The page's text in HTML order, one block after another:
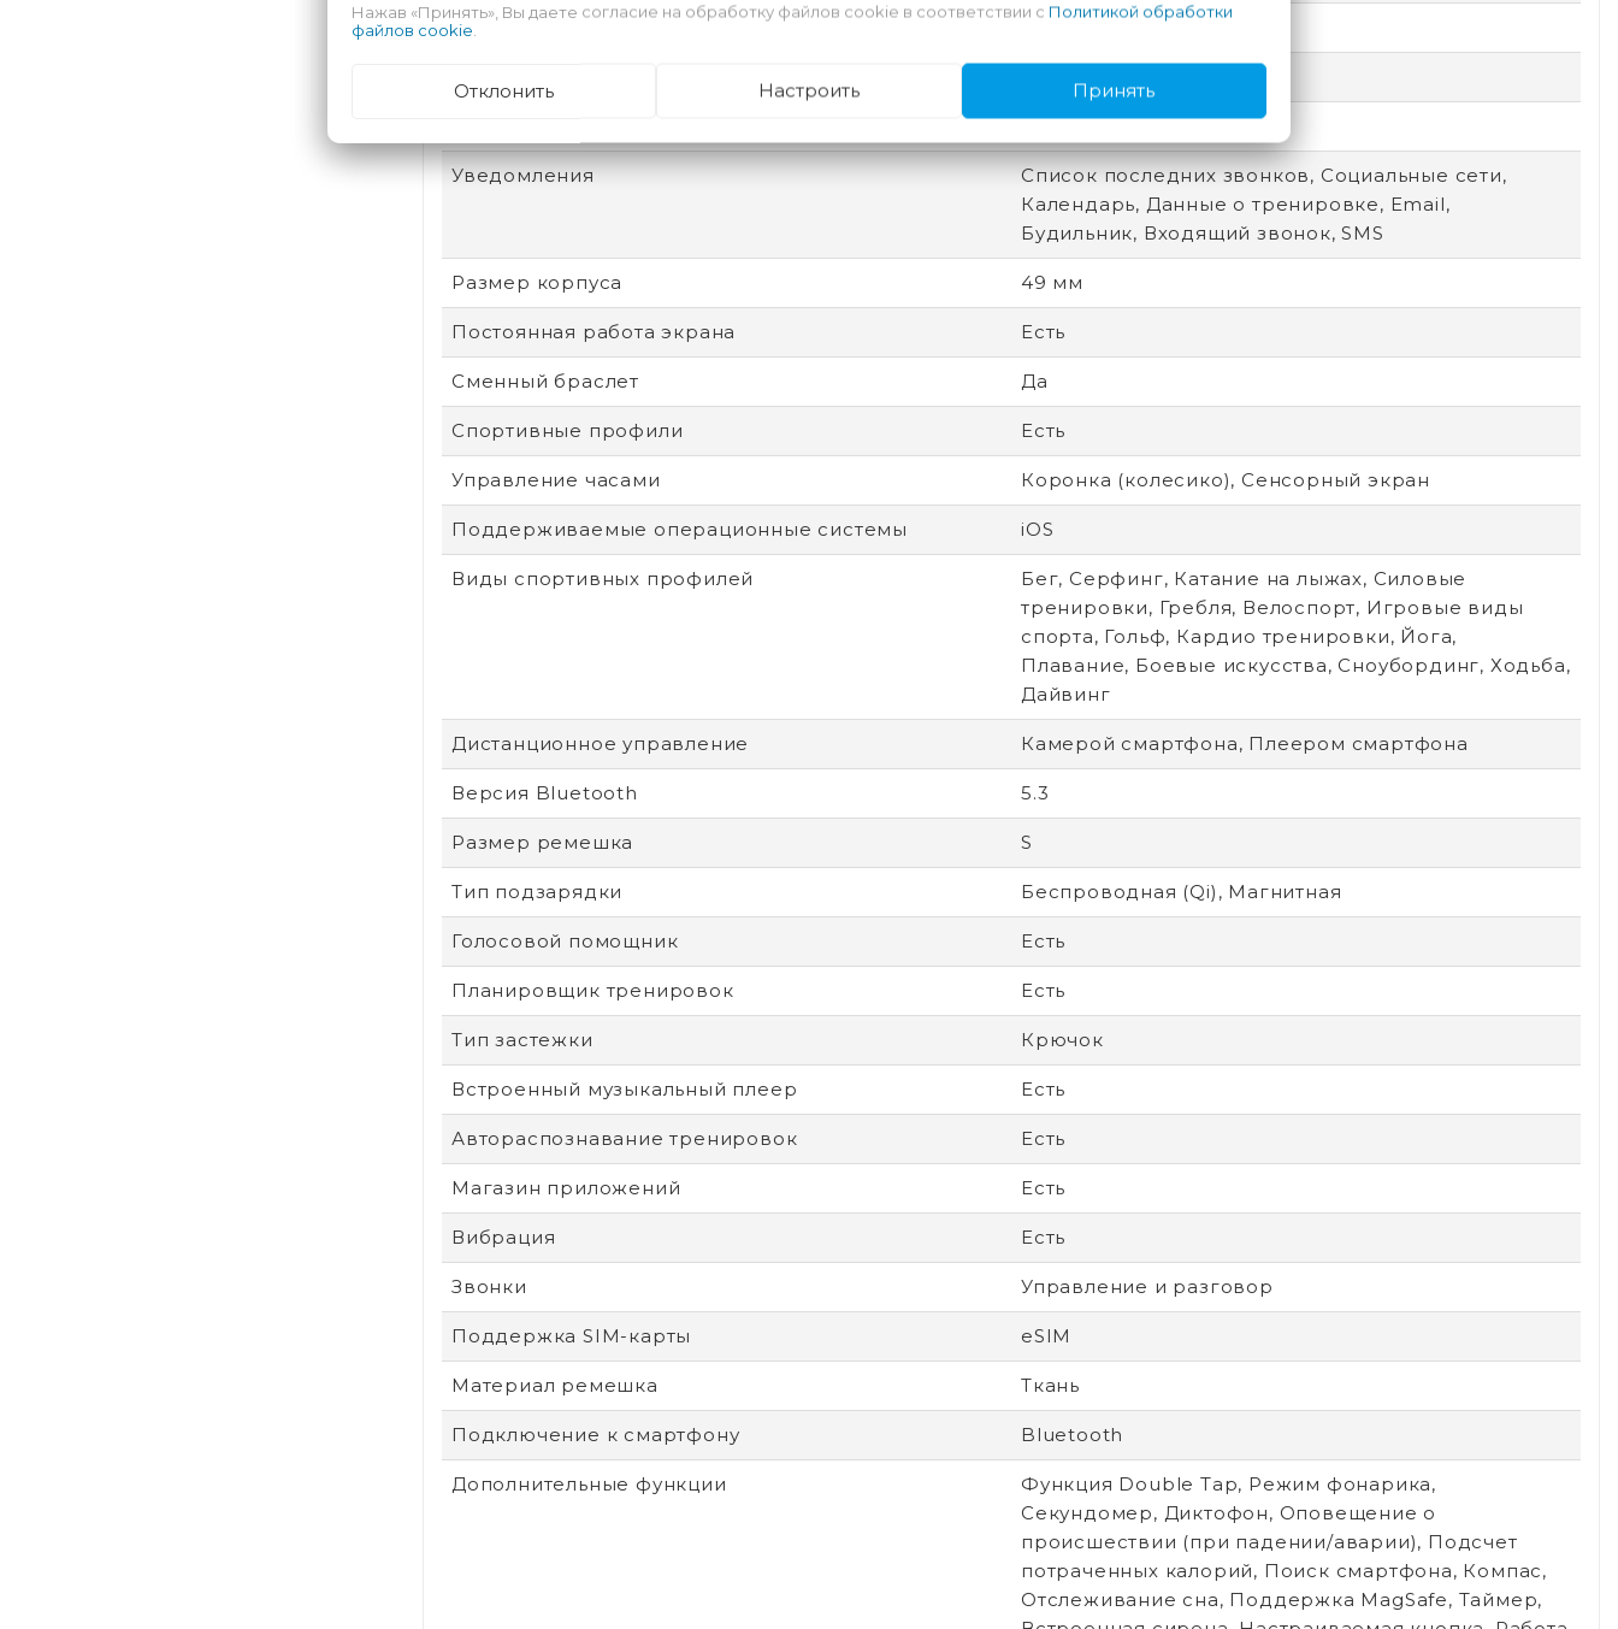
Встроенная камера
Apple Pay
Уведомления
Список последних звонков, Социальные сети,
Календарь, Данные о тренировке, Email,
Будильник, Входящий звонок, SMS
Размер корпуса 49 мм
Постоянная работа экрана Есть
Сменный браслет Да
Спортивные профили Есть
Управление часами Коронка (колесико), Сенсорный экран
Поддерживаемые операционные системы iOS
Виды спортивных профилей
Бег, Серфинг, Катание на лыжах, Силовые
тренировки, Гребля, Велоспорт, Игровые виды
спорта, Гольф, Кардио тренировки, Йога,
Плавание, Боевые искусства, Сноубординг, Ходьба,
Дайвинг
Дистанционное управление Камерой смартфона, Плеером смартфона
Версия Bluetooth 5.3
Размер ремешка S
Тип подзарядки Беспроводная (Qi), Магнитная
Голосовой помощник Есть
Планировщик тренировок Есть
Тип застежки Крючок
Встроенный музыкальный плеер Есть
Автораспознавание тренировок Есть
Магазин приложений Есть
Вибрация Есть
Звонки Управление и разговор
Поддержка SIM-карты eSIM
Материал ремешка Ткань
Подключение к смартфону Bluetooth
Дополнительные функции
Функция Double Tap, Режим фонарика,
Секундомер, Диктофон, Оповещение о
происшествии (при падении/аварии), Подсчет
потраченных калорий, Поиск смартфона, Компас,
Отслеживание сна, Поддержка MagSafe, Таймер,
Нажав «Принять», Вы даете согласие на обработку файлов cookie в соответствии с Политикой обработки
файлов cookie
Отклонить Настроить Принять